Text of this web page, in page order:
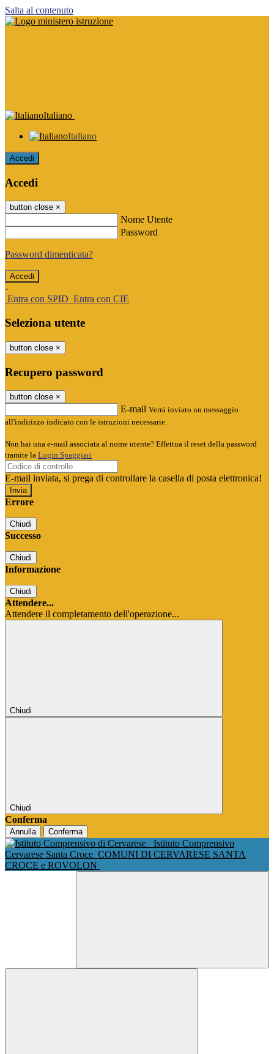
Salta al contenuto
Italiano
Italiano
Accedi
Accedi
button close ×
Nome Utente
Password
Password dimenticata?
-
Entra con SPID Entra con CIE
Seleziona utente
button close ×
Recupero password
button close ×
E-mail Verrà inviato un messaggio
all'indirizzo indicato con le istruzioni necessarie.
Non hai una e-mail associata al nome utente? Effettua il reset della password
tramite la Login Spaggiari
E-mail inviata, si prega di controllare la casella di posta elettronica!
Errore
Chiudi
Successo
Chiudi
Informazione
Chiudi
Attendere...
Attendere il completamento dell'operazione...
Chiudi
Chiudi
Conferma
Annulla Conferma
Istituto Comprensivo
Cervarese Santa Croce COMUNI DI CERVARESE SANTA
CROCE e ROVOLON